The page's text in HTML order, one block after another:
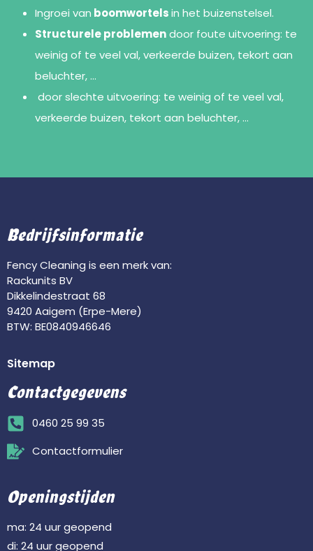
Ingroei van boomwortelsin het buizenstelsel.
Structurele problemendoor foute uitvoering: te
weinig of te veel val, verkeerde buizen, tekort aan
beluchter, …
door slechte uitvoering: te weinig of te veel val,
verkeerde buizen, tekort aan beluchter, …
Bedrijfsinformatie
Fency Cleaning is een merk van:
Rackunits BV
Dikkelindestraat 68
9420 Aaigem (Erpe-Mere)
BTW: BE0840946646
Sitemap
Contactgegevens
0460 25 99 35
Contactformulier
Openingstijden
ma: 24 uur geopend
di: 24 uur geopend